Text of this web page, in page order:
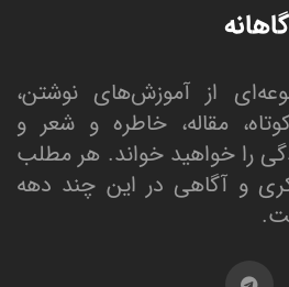
از آموزش‌های نوشتن،
مقاله، خاطره و شعر و
را خواهید خواند. هر مطلب
و آگاهی در این چند دهه